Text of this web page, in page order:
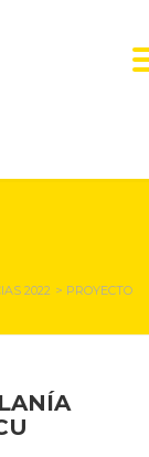
2022 > PROYECTO